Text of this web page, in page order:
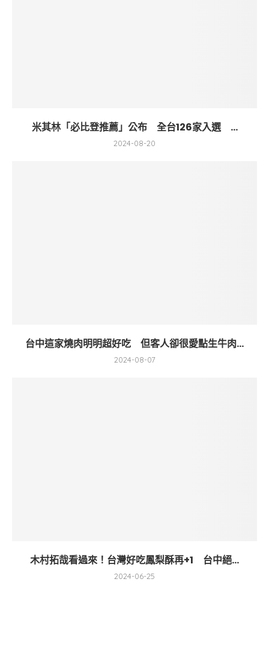
米其林「必比登推薦」公布 全台126家入選 ...
2024-08-20
台中這家燒肉明明超好吃 但客人卻很愛點生牛肉...
2024-08-07
木村拓哉看過來！台灣好吃鳳梨酥再+1 台中絕...
2024-06-25